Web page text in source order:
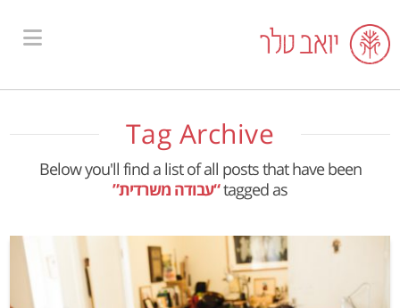
Tag Archive
Below you'll find a list of all posts that have been
tagged as“עבודה משרדית”